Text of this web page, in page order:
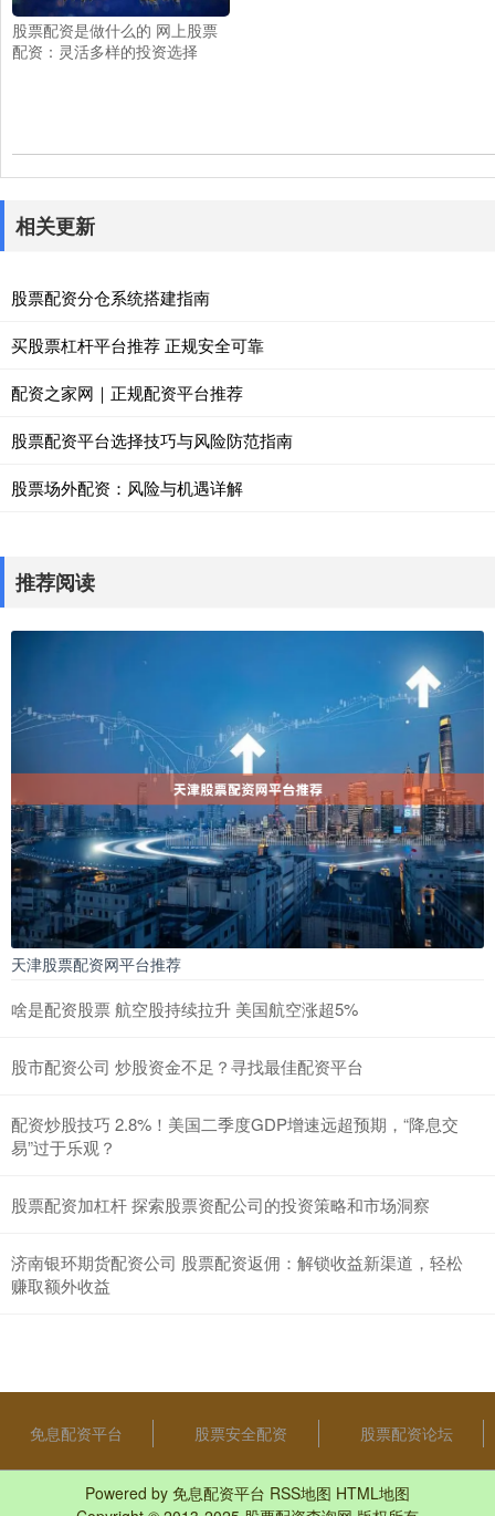
股票配资是做什么的 网上股票
配资：灵活多样的投资选择
相关更新
股票配资分仓系统搭建指南
买股票杠杆平台推荐 正规安全可靠
配资之家网｜正规配资平台推荐
股票配资平台选择技巧与风险防范指南
股票场外配资：风险与机遇详解
推荐阅读
天津股票配资网平台推荐
啥是配资股票 航空股持续拉升 美国航空涨超5%
股市配资公司 炒股资金不足？寻找最佳配资平台
配资炒股技巧 2.8%！美国二季度GDP增速远超预期，“降息交
易”过于乐观？
股票配资加杠杆 探索股票资配公司的投资策略和市场洞察
济南银环期货配资公司 股票配资返佣：解锁收益新渠道，轻松
赚取额外收益
免息配资平台 股票安全配资 股票配资论坛
Powered by 免息配资平台 RSS地图 HTML地图